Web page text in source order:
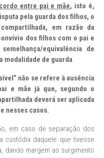
entre pai e mãe, isto é,
pela guarda dos filhos, o
em razão da
dos filhos com o pai e
equivalência de
modalidade de guarda.
não se refere à ausência
e mãe já que, segundo o
deverá ser aplicada
nesses casos.
em caso de separação dos
custódia daquele que tivesse
dando margem ao surgimento